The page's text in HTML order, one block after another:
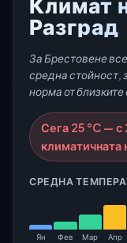
Разград
За Брестовене
средна стойност,
норма от
Сега 25 °C —
климатичната
СРЕДНА
Ян Фев Мар Апр